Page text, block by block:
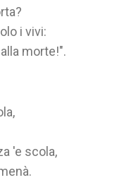
i vivi:
morte!".
'e scola,